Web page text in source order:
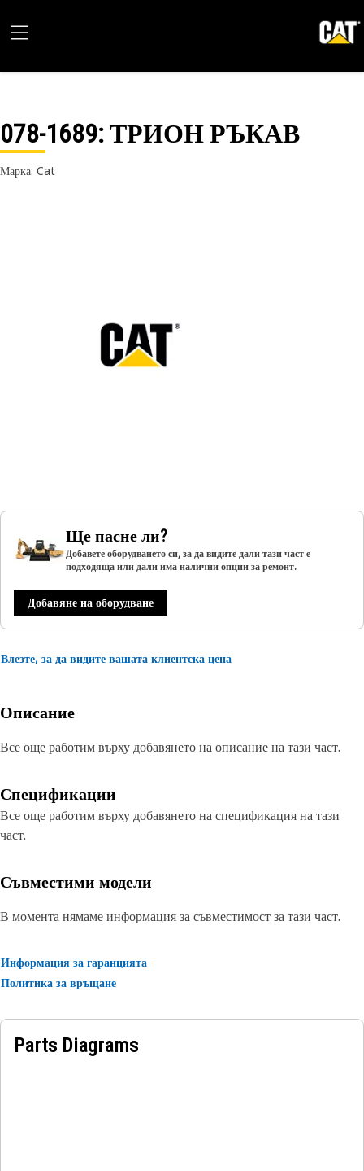
078-1689: ТРИОН РЪКАВ
Марка: Cat
Ще пасне ли?
Добавете оборудването си, за да видите дали тази част е
подходяща или дали има налични опции за ремонт.
Добавяне на оборудване
Влезте, за да видите вашата клиентска цена
Описание
Все още работим върху добавянето на описание на тази част.
Спецификации
Все още работим върху добавянето на спецификация на тази
част.
Съвместими модели
В момента нямаме информация за съвместимост за тази част.
Информация за гаранцията
Политика за връщане
Parts Diagrams